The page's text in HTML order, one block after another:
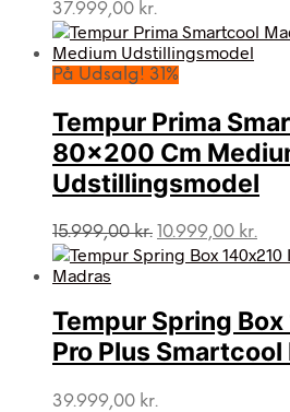
37.999,00 kr.
På Udsalg! 31%
Tempur Prima
80×200 Cm
Udstillingsmodel
15.999,00kr. Den
oprindelige
15.999,00 kr..
10.999,00 kr.
Tempur Spring
Pro Plus Smartcool
39.999,00 kr.